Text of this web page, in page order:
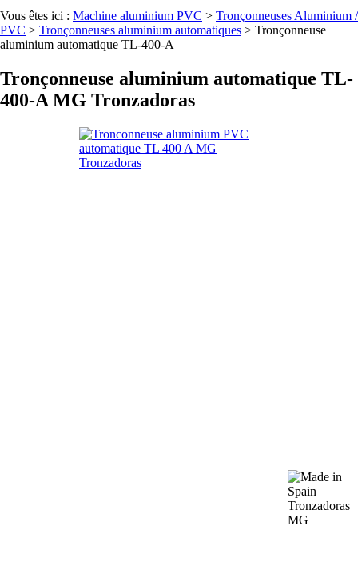
Vous êtes ici : Machine aluminium PVC > Tronçonneuses Aluminium /
PVC > Tronçonneuses aluminium automatiques > Tronçonneuse
aluminium automatique TL-400-A
Tronçonneuse aluminium automatique TL-
400-A MG Tronzadoras